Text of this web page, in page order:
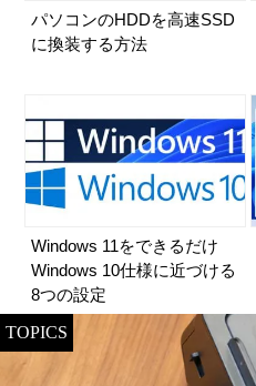
パソコンのHDDを高速SSD
に換装する方法
Windows 11をできるだけ
Windows 10仕様に近づける
8つの設定
TOPICS